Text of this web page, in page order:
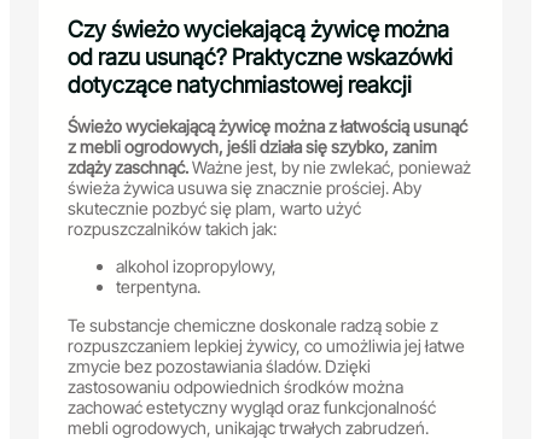
Czy świeżo wyciekającą żywicę można
od razu usunąć? Praktyczne wskazówki
dotyczące natychmiastowej reakcji
Świeżo wyciekającą żywicę można z łatwością usunąć
z mebli ogrodowych, jeśli działa się szybko, zanim
zdąży zaschnąć.Ważne jest, by nie zwlekać, ponieważ
świeża żywica usuwa się znacznie prościej. Aby
skutecznie pozbyć się plam, warto użyć
rozpuszczalników takich jak:
alkohol izopropylowy,
terpentyna.
Te substancje chemiczne doskonale radzą sobie z
rozpuszczaniem lepkiej żywicy, co umożliwia jej łatwe
zmycie bez pozostawiania śladów. Dzięki
zastosowaniu odpowiednich środków można
zachować estetyczny wygląd oraz funkcjonalność
mebli ogrodowych, unikając trwałych zabrudzeń.